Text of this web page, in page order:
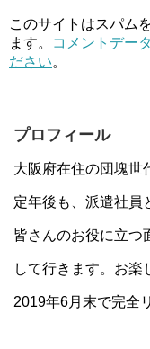
このサイトはスパム
ます。
コメントデー
ださい。
プロフィール
大阪府在住の団塊世
定年後も、派遣社員
皆さんのお役に立つ
して行きます。お楽
2019年6月末で完全